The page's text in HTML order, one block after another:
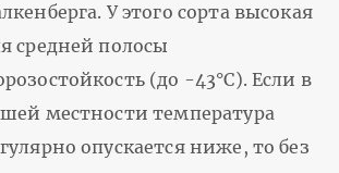
У этого сорта высокая
средней полосы
(до -43°С). Если в
местности температура
опускается ниже, то без